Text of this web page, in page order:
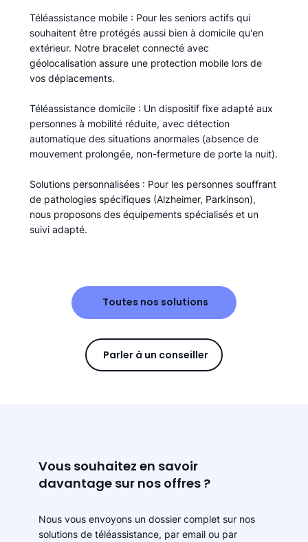
Téléassistance mobile : Pour les seniors actifs qui
souhaitent être protégés aussi bien à domicile qu'en
extérieur. Notre bracelet connecté avec
géolocalisation assure une protection mobile lors de
vos déplacements.
Téléassistance domicile : Un dispositif fixe adapté aux
personnes à mobilité réduite, avec détection
automatique des situations anormales (absence de
mouvement prolongée, non-fermeture de porte la nuit).
Solutions personnalisées : Pour les personnes souffrant
de pathologies spécifiques (Alzheimer, Parkinson),
nous proposons des équipements spécialisés et un
suivi adapté.
Toutes nos solutions
Parler à un conseiller
Vous souhaitez en savoir
davantage sur nos offres ?
Nous vous envoyons un dossier complet sur nos
solutions de téléassistance, par email ou par